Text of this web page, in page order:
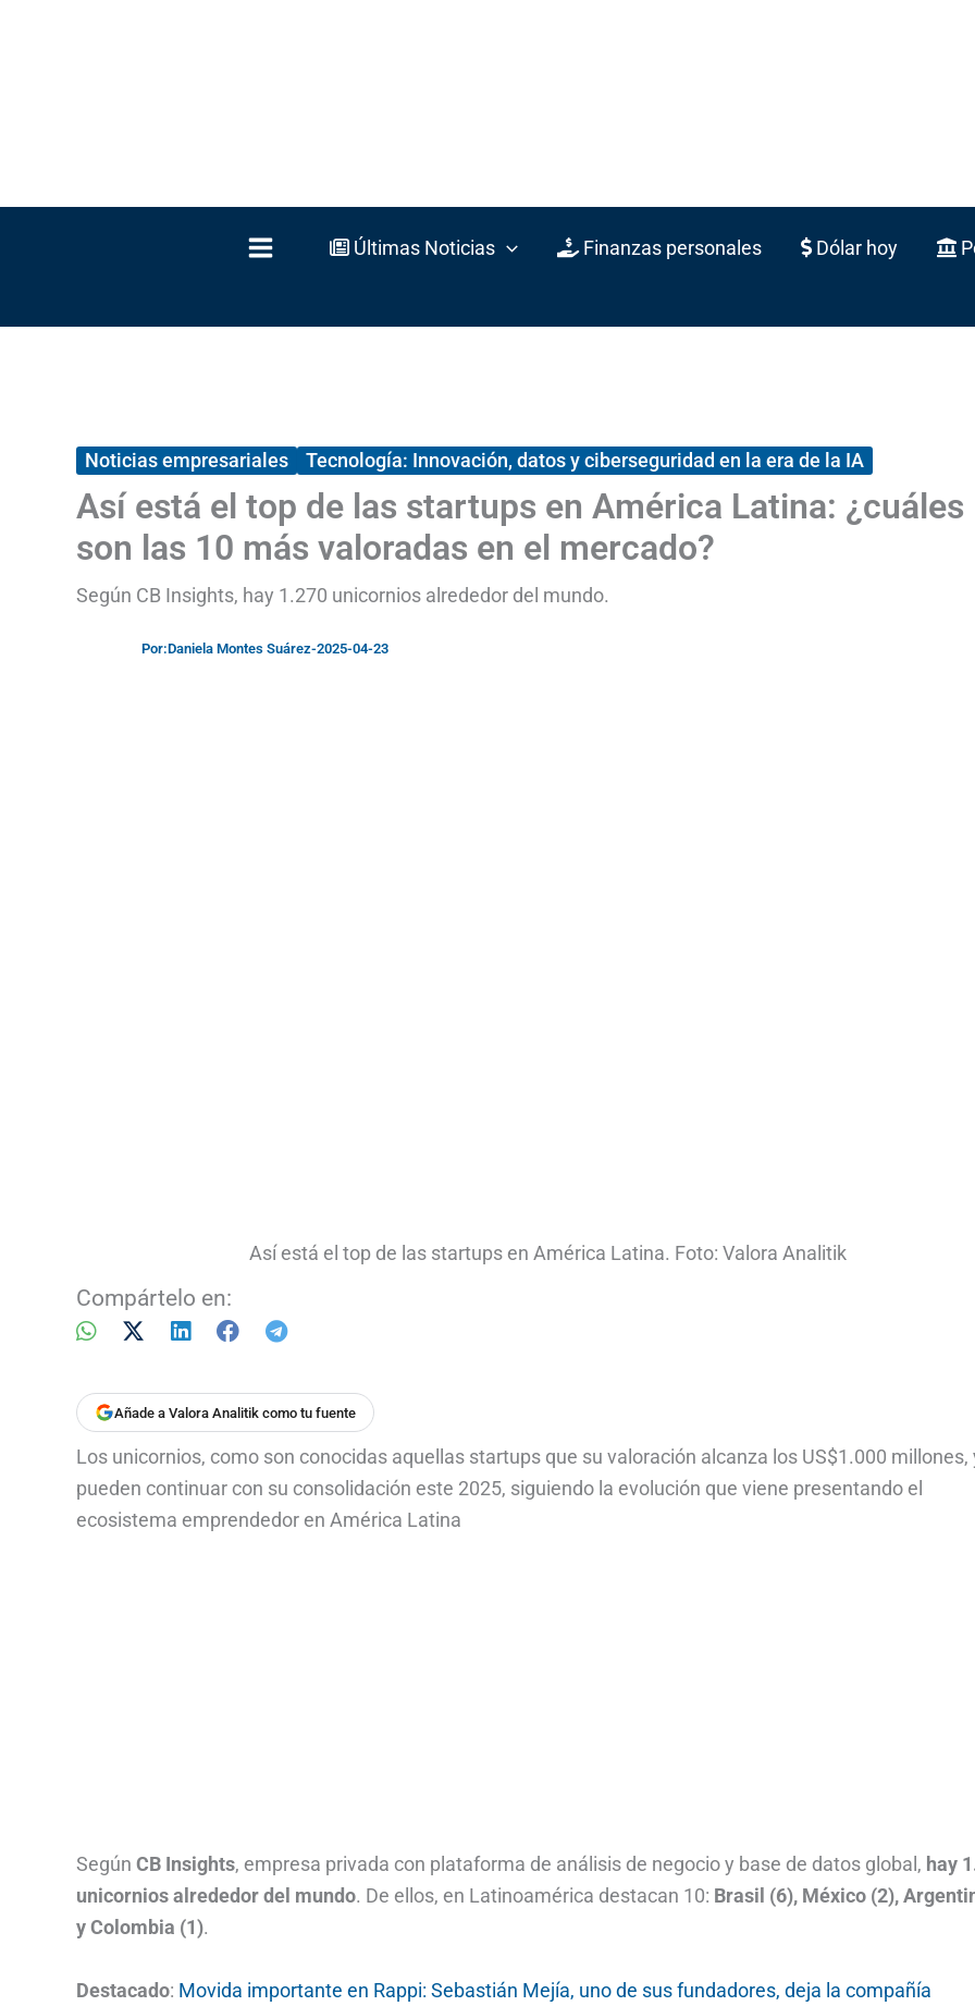
Últimas Noticias Finanzas personales Dólar hoy
Noticias empresariales Tecnología: Innovación, datos y ciberseguridad en la era de la IA
Así está el top de las startups en América Latina: ¿cuáles
son las 10 más valoradas en el mercado?
Según CB Insights, hay 1.270 unicornios alrededor del mundo.
Por:Daniela Montes Suárez-2025-04-23
Así está el top de las startups en América Latina. Foto: Valora Analitik
Compártelo en:
Añade a Valora Analitik como tu fuente
Los unicornios, como son conocidas aquellas startups que su valoración alcanza los US$1.000 millones,
pueden continuar con su consolidación este 2025, siguiendo la evolución que viene presentando el
ecosistema emprendedor en América Latina
Según CB Insights, empresa privada con plataforma de análisis de negocio y base de datos global, hay
unicornios alrededor del mundo. De ellos, en Latinoamérica destacan 10: Brasil (6), México (2),
y Colombia (1).
Destacado: Movida importante en Rappi: Sebastián Mejía, uno de sus fundadores, deja la compañía